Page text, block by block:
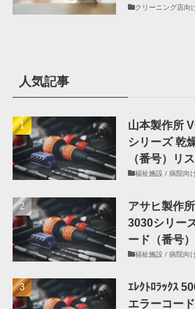
クリーニング店向
人気記事
山本製作所
シリーズ 乾
（番号）リ
福祉施設 / 病院向
アサヒ製作
3030シリー
ード（番号
福祉施設 / 病院向
ｴﾚｸﾄﾛﾗｯｸｽ
エラーコー